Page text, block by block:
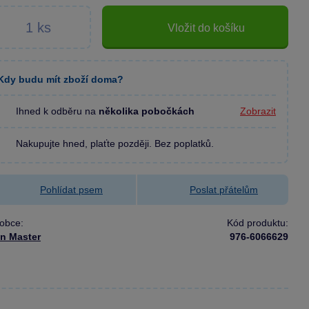
Vložit do košíku
budu mít zboží doma?
Ihned k odběru na několika pobočkách Zobrazit
Nakupujte hned, plaťte později. Bez poplatků.
Pohlídat psem Poslat přátelům
Master
Kód produktu:
976-6066629